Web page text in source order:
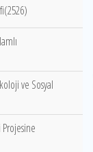
ve Sosyal